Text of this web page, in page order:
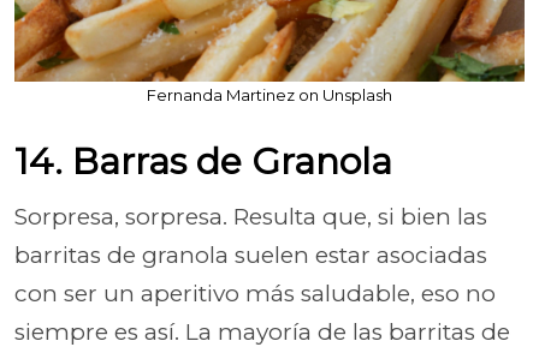
Fernanda Martinez on Unsplash
14. Barras de Granola
Sorpresa, sorpresa. Resulta que, si bien las
barritas de granola suelen estar asociadas
con ser un aperitivo más saludable, eso no
siempre es así. La mayoría de las barritas de